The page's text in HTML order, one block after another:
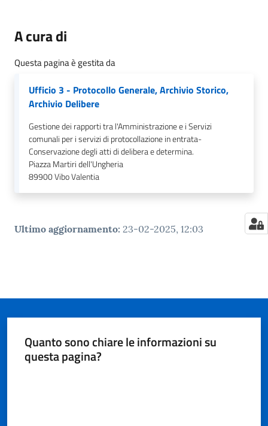
A cura di
Questa pagina è gestita da
Ufficio 3 - Protocollo Generale, Archivio Storico,
Archivio Delibere
Gestione dei rapporti tra l'Amministrazione e i Servizi
comunali per i servizi di protocollazione in entrata-
Conservazione degli atti di delibera e determina.
Piazza Martiri dell'Ungheria
89900Vibo Valentia
Ultimo aggiornamento: 23-02-2025, 12:03
Quanto sono chiare le informazioni su
questa pagina?